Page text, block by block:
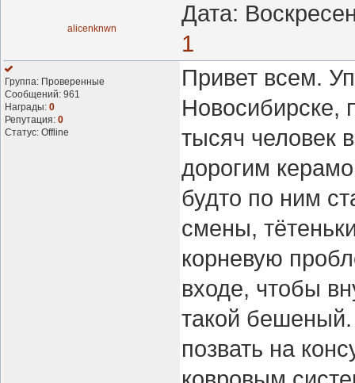
alicenknwn
Дата:
1
Группа: Проверенные
Сообщений: 961
Награды: 0
Репутация: 0
Статус: Offline
Привет всем.
Новосибирске,
тысяч человек
дорогим
будто по ним
смены,
корневую
входе, чтобы
такой бешеный.
позвать на